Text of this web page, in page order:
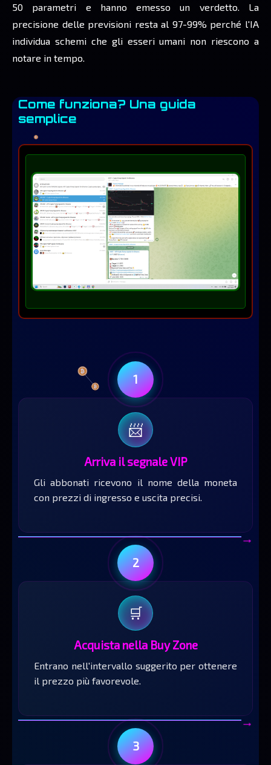
50 parametri e hanno emesso un verdetto. La
precisione delle previsioni resta al 97-99% perché l'IA
individua schemi che gli esseri umani non riescono a
notare in tempo.
Come funziona? Una guida
semplice
1
📨
Arriva il segnale VIP
Gli abbonati ricevono il nome della moneta
con prezzi di ingresso e uscita precisi.
→
2
🛒
Acquista nella Buy Zone
Entrano nell'intervallo suggerito per ottenere
il prezzo più favorevole.
→
3